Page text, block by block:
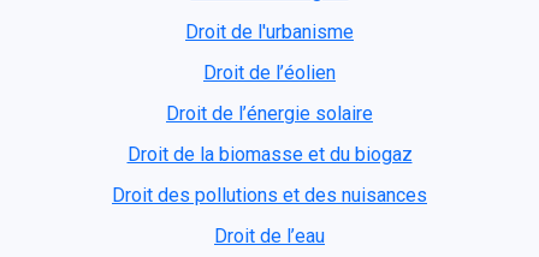
Droit de l'urbanisme
Droit de l’éolien
Droit de l’énergie solaire
Droit de la biomasse et du biogaz
Droit des pollutions et des nuisances
Droit de l’eau